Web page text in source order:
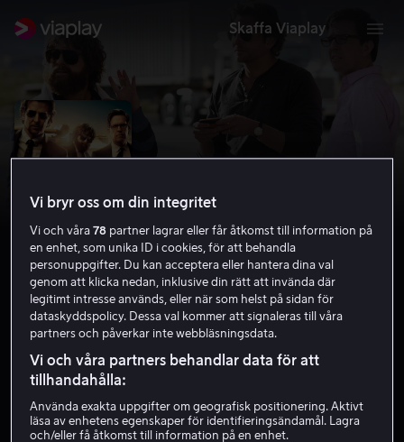
Skaffa Viaplay
Baksmällan del III
5.9 Komedi 2013 1 h 35 min
11 år
HD
Skaffa Viaplay
Vi bryr oss om din integritet
Vi och våra78 partner lagrar eller får åtkomst till information på
en enhet, som unika ID i cookies, för att behandla
personuppgifter. Du kan acceptera eller hantera dina val
genom att klicka nedan, inklusive din rätt att invända där
legitimt intresse används, eller när som helst på sidan för
dataskyddspolicy. Dessa val kommer att signaleras till våra
partners och påverkar inte webbläsningsdata.
Vi och våra partners behandlar data för att
tillhandahålla:
Använda exakta uppgifter om geografisk positionering. Aktivt
läsa av enhetens egenskaper för identifieringsändamål. Lagra
och/eller få åtkomst till information på en enhet.